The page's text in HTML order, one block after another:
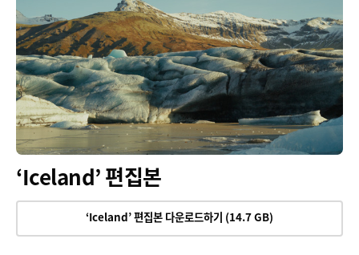
‘Iceland’ 편집본
‘Iceland’ 편집본 다운로드하기 (14.7 GB)